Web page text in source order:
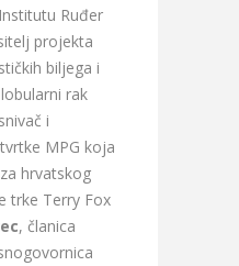
Ruđer
projekta
biljega i
rak
i
MPG koja
hrvatskog
trke Terry Fox
, članica